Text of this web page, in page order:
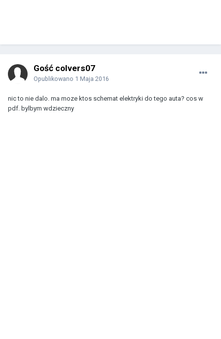
Gość colvers07
Opublikowano 1 Maja 2016
nic to nie dalo. ma moze ktos schemat elektryki do tego auta? cos w
pdf. bylbym wdzieczny